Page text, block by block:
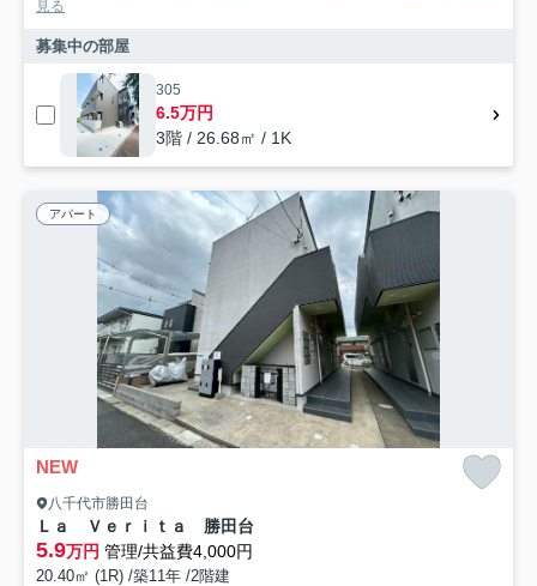
見る
募集中の部屋
305
6.5万円
3階 / 26.68㎡ / 1K
アパート
NEW
八千代市勝田台
Ｌａ Ｖｅｒｉｔａ 勝田台
5.9万円 管理/共益費4,000円
20.40㎡ (1R) /築11年 /2階建